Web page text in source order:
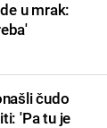
u mrak:
čudo
'Pa tu je